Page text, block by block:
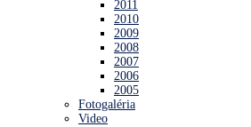
2011
2010
2009
2008
2007
2006
2005
Fotogaléria
Video